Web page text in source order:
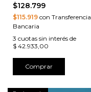
$128.799
$115.919 con Transferencia
Bancaria
3 cuotas sin interés de
$ 42.933,00
Comprar